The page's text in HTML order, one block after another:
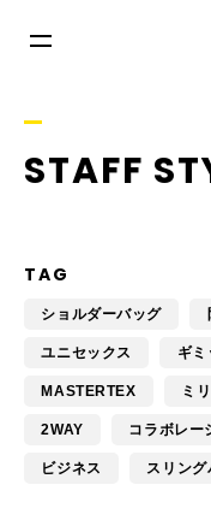
STAFF
TAG
ショルダーバッグ
ユニセックス ギミ
MASTERTEX ミ
2WAY コラボレー
ビジネス スリング